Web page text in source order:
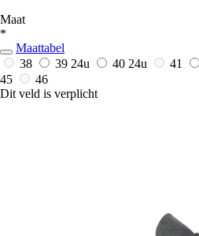
Maat
*
Maattabel
38
39 24u 40 24u 41
45
46
Dit veld is verplicht